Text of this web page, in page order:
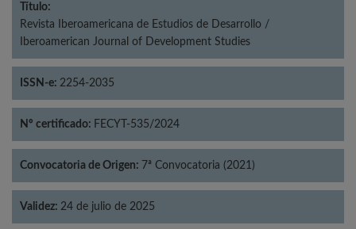
Título:
Revista Iberoamericana de Estudios de Desarrollo /
Iberoamerican Journal of Development Studies
ISSN-e: 2254-2035
Nº certificado: FECYT-535/2024
Convocatoria de Origen: 7ª Convocatoria (2021)
Validez: 24 de julio de 2025